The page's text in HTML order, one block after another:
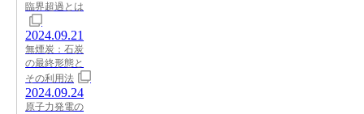
臨界超過とは
2024.09.21
無煙炭：石炭
の最終形態と
その利用法
2024.09.24
原子力発電の